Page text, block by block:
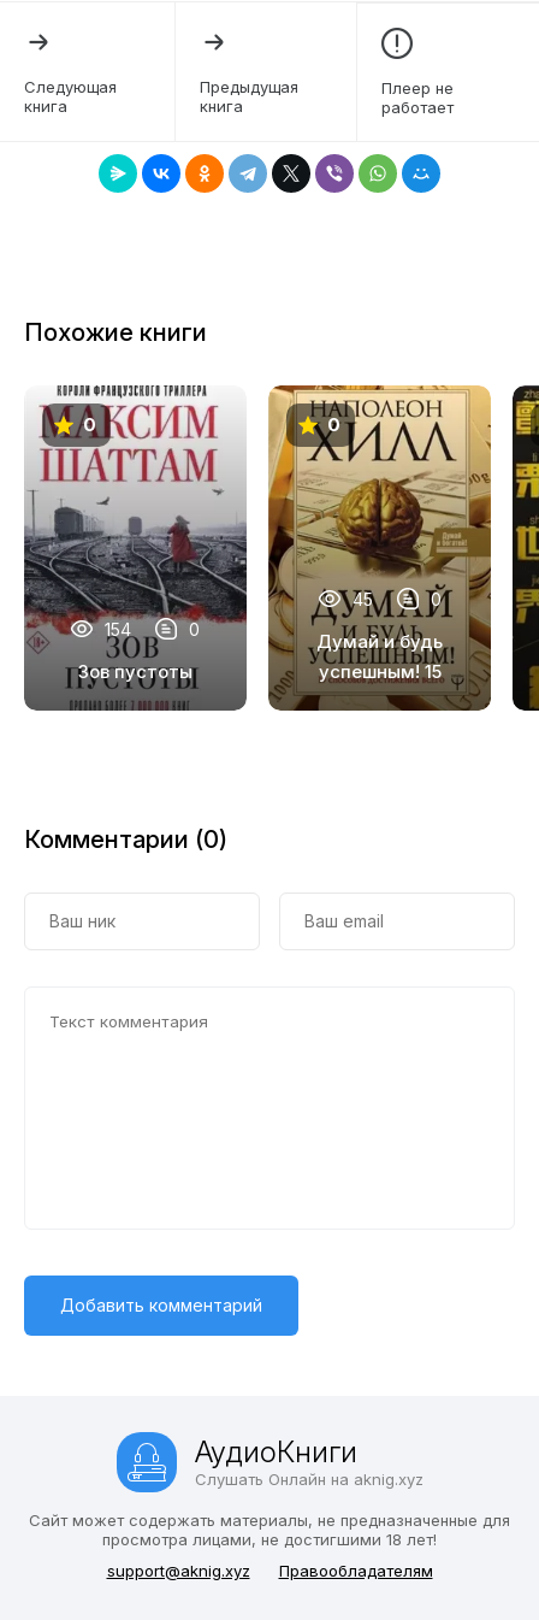
Следующая
книга
Предыдущая
книга
Плеер не
работает
Похожие книги
0
154 0
Зов пустоты
0
45 0
Думай и будь
успешным! 15
способов
Комментарии (0)
АудиоКниги
Слушать Онлайн на aknig.xyz
Сайт может содержать материалы, не предназначенные для
просмотра лицами, не достигшими 18 лет!
support@aknig.xyz
Правообладателям